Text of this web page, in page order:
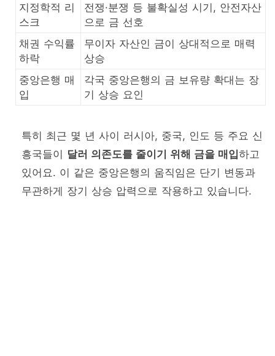
지정학적 리
스크
전쟁·분쟁 등 불확실성 시기, 안전자산
으로 금 선호
채권 수익률
하락
무이자 자산인 금이 상대적으로 매력
상승
중앙은행 매
입
각국 중앙은행의 금 보유량 확대는 장
기 상승 요인
특히 최근 몇 년 사이 러시아, 중국, 인도 등 주요 신
흥국들이 달러 의존도를 줄이기 위해 금을 매입하고
있어요. 이 같은 중앙은행의 움직임은 단기 변동과
무관하게 장기 상승 압력으로 작용하고 있습니다.